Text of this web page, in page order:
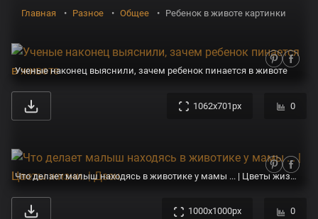
Главная Разное Общее Ребенок в животе картинки
Ученые наконец выяснили, зачем ребенок пинается в животе
1062x701px 0
Что делает малыш находясь в животике у мамы ... | Цветы жизни. | Дзен
1000x1000px 0